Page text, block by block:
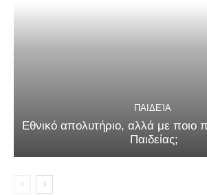
ΠΑΙΔΕΊΑ
Εθνικό απολυτήριο, αλλά με ποιο
Παιδείας;